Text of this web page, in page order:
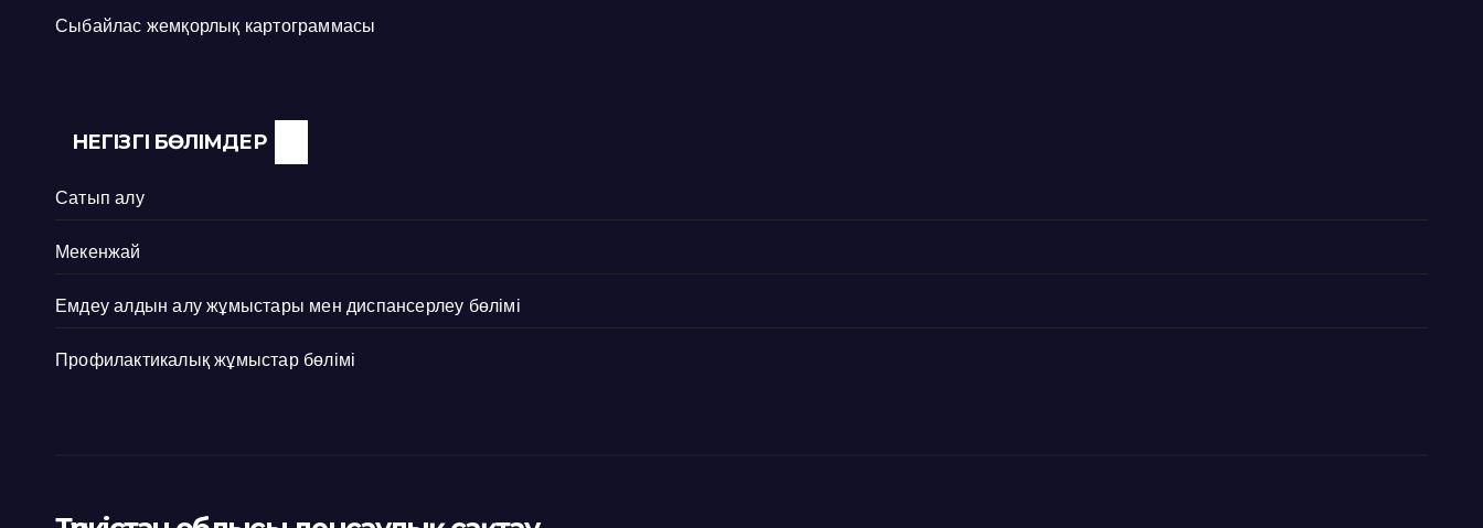
Сыбайлас жемқорлық картограммасы
НЕГІЗГІ БӨЛІМДЕР
Сатып алу
Мекенжай
Емдеу алдын алу жұмыстары мен диспансерлеу бөлімі
Профилактикалық жұмыстар бөлімі